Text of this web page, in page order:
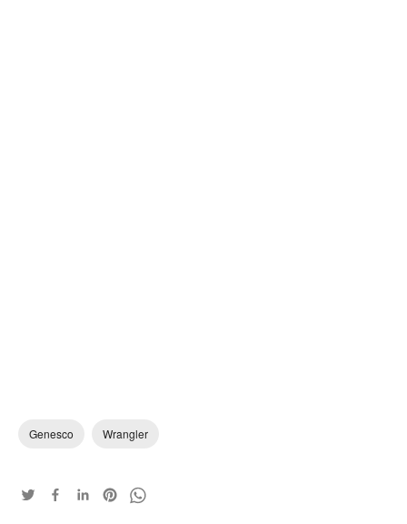
Genesco Wrangler